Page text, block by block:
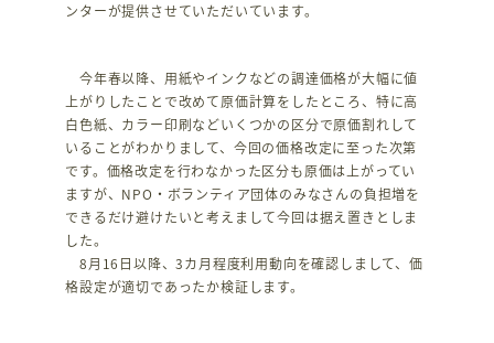
ンターが提供させていただいています。
今年春以降、用紙やインクなどの調達価格が大幅に値
上がりしたことで改めて原価計算をしたところ、特に高
白色紙、カラー印刷などいくつかの区分で原価割れして
いることがわかりまして、今回の価格改定に至った次第
です。価格改定を行わなかった区分も原価は上がってい
ますが、NPO・ボランティア団体のみなさんの負担増を
できるだけ避けたいと考えまして今回は据え置きとしま
した。
8月16日以降、3カ月程度利用動向を確認しまして、価
格設定が適切であったか検証します。